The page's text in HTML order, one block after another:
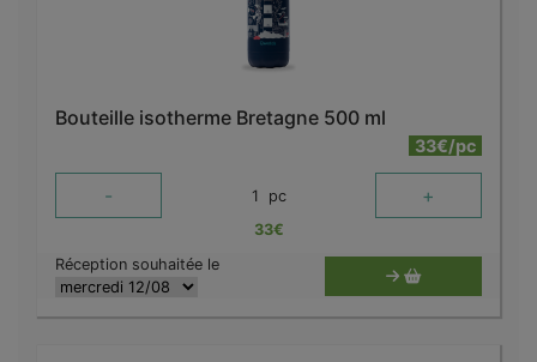
Bouteille isotherme Bretagne 500 ml
33€/pc
- 1 pc +
33€
Réception souhaitée le